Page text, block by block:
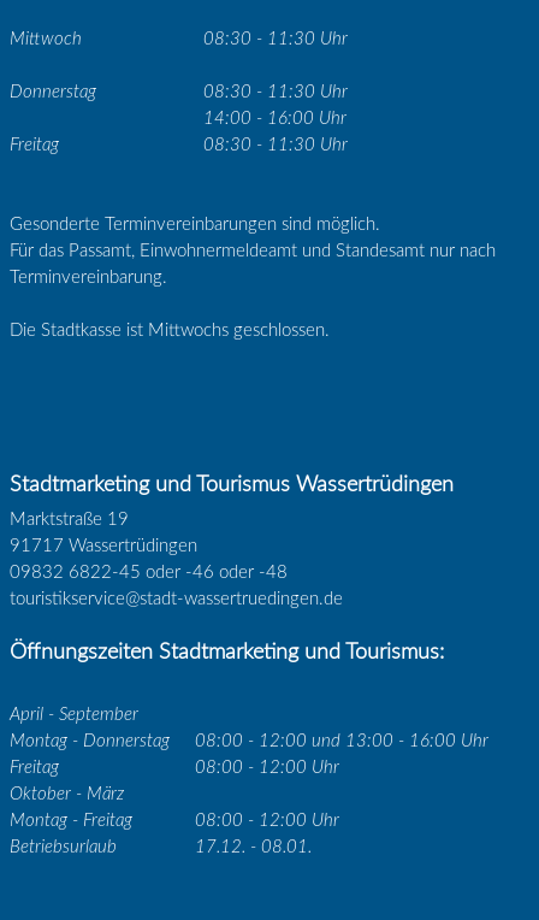
Mittwoch 08:30 - 11:30 Uhr
Donnerstag
08:30 - 11:30 Uhr
14:00 - 16:00 Uhr
Freitag
08:30 - 11:30 Uhr
Gesonderte Terminvereinbarungen sind möglich.
Für das Passamt, Einwohnermeldeamt und Standesamt nur nach
Terminvereinbarung.
Die Stadtkasse ist Mittwochs geschlossen.
Stadtmarketing und Tourismus Wassertrüdingen
Marktstraße 19
91717 Wassertrüdingen
09832 6822-45 oder -46 oder -48
touristikservice@stadt-wassertruedingen.de
Öffnungszeiten Stadtmarketing und Tourismus:
April - September
Montag - Donnerstag
08:00 - 12:00 und 13:00 - 16:00 Uhr
Freitag
08:00 - 12:00 Uhr
Oktober - März
Montag - Freitag
08:00 - 12:00 Uhr
Betriebsurlaub
17.12. - 08.01.